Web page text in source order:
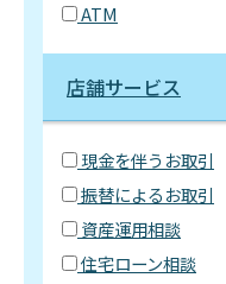
ATM
店舗サービス
現金を伴うお取引
振替によるお取引
資産運用相談
住宅ローン相談